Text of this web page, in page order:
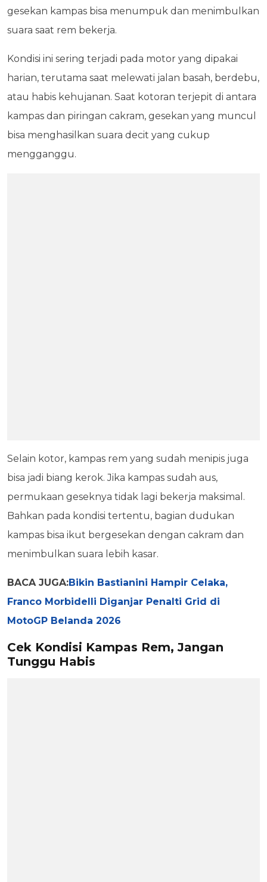
gesekan kampas bisa menumpuk dan menimbulkan
suara saat rem bekerja.
Kondisi ini sering terjadi pada motor yang dipakai
harian, terutama saat melewati jalan basah, berdebu,
atau habis kehujanan. Saat kotoran terjepit di antara
kampas dan piringan cakram, gesekan yang muncul
bisa menghasilkan suara decit yang cukup
mengganggu.
Selain kotor, kampas rem yang sudah menipis juga
bisa jadi biang kerok. Jika kampas sudah aus,
permukaan geseknya tidak lagi bekerja maksimal.
Bahkan pada kondisi tertentu, bagian dudukan
kampas bisa ikut bergesekan dengan cakram dan
menimbulkan suara lebih kasar.
BACA JUGA:Bikin Bastianini Hampir Celaka,
Franco Morbidelli Diganjar Penalti Grid di
MotoGP Belanda 2026
Cek Kondisi Kampas Rem, Jangan
Tunggu Habis